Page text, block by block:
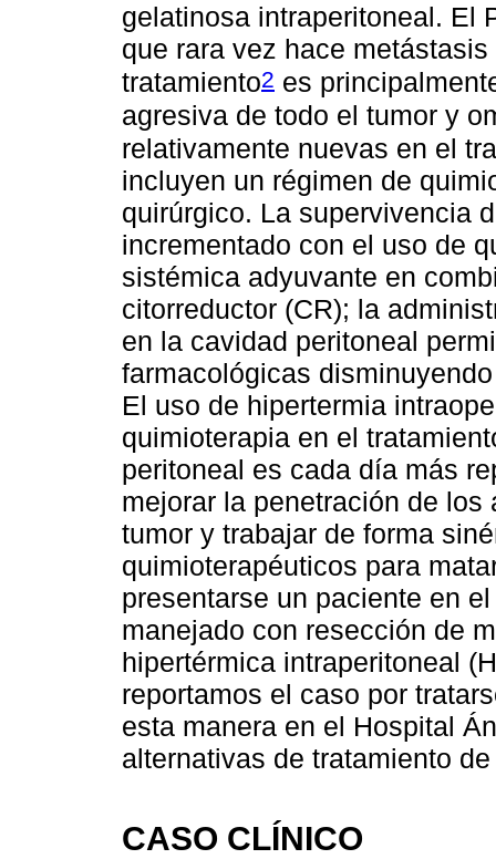
gelatinosa intraperitoneal. El
que rara vez hace
tratamiento2 es
agresiva de todo el tumor y
relativamente nuevas en el
incluyen un régimen de
quirúrgico. La supervivencia
incrementado con el uso de
sistémica adyuvante en
citorreductor (CR); la
en la cavidad peritoneal
farmacológicas
El uso de hipertermia
quimioterapia en el
peritoneal es cada día más
mejorar la penetración de
tumor y trabajar de forma
quimioterapéuticos para
presentarse un paciente en
manejado con resección de
hipertérmica intraperitoneal
reportamos el caso por
esta manera en el Hospital
alternativas de tratamiento
CASO CLÍNICO